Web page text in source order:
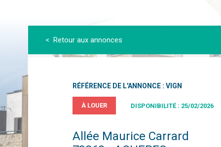
< Retour aux annonces
RÉFÉRENCE DE L'ANNONCE : VIGN
À LOUER DISPONIBILITÉ : 25/02/2026
Allée Maurice Carrard